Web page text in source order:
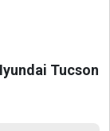
Tucson